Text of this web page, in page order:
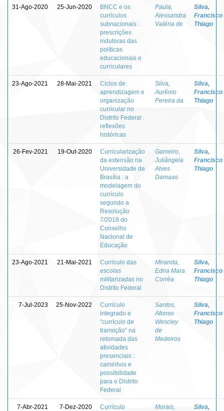
31-Ago-2020 25-Jun-2020
BNCC e os
currículos
subnacionais :
prescrições
indutoras das
políticas
educacionais e
curriculares
Paula,
Alessandra
Valéria de
Silva,
Francisco
Thiago
23-Ago-2021 28-Mai-2021
Ciclos de
aprendizagem e
organização
curricular no
Distrito Federal :
reflexões
históricas
Silva,
Aurênio
Pereira da
Silva,
Francisco
Thiago
26-Fev-2021 19-Out-2020
Curricularização
da extensão na
Universidade de
Brasília : a
modelagem do
currículo
segundo a
Resolução
7/2018 do
Conselho
Nacional de
Educação
Gameiro,
Juliângela
Alves
Damaso
Silva,
Francisco
Thiago
23-Ago-2021 21-Mai-2021
Currículo das
escolas
militarizadas no
Distrito Federal
Miranda,
Edna Mara
Corrêa
Silva,
Francisco
Thiago
7-Jul-2023 25-Nov-2022
Currículo
integrado e
“currículo de
transição” na
retomada das
atividades
presenciais :
caminhos e
possibilidade
para o Distrito
Federal
Santos,
Afonso
Wescley
de
Medeiros
Silva,
Francisco
Thiago
7-Abr-2021 7-Dez-2020
Currículo
Morais,
Silva,